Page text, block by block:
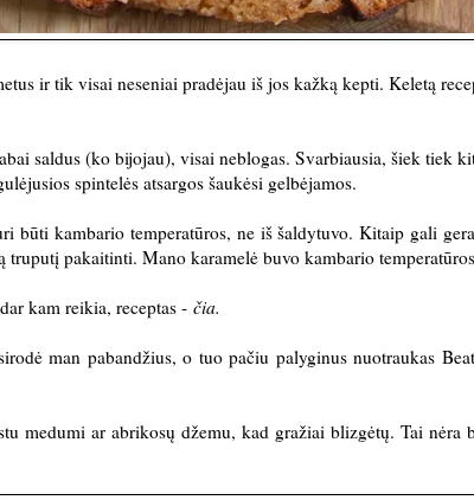
ir tik visai neseniai pradėjau iš jos kažką kepti. Keletą
saldus (ko bijojau), visai neblogas. Svarbiausia, šiek tiek
spintelės atsargos šaukėsi gelbėjamos.
būti kambario temperatūros, ne iš šaldytuvo. Kitaip gali
truputį pakaitinti. Mano karamelė buvo kambario
kam reikia, receptas - čia.
man pabandžius, o tuo pačiu palyginus nuotraukas
medumi ar abrikosų džemu, kad gražiai blizgėtų. Tai